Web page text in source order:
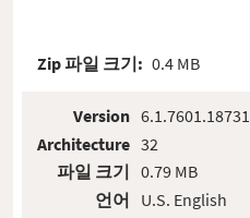
Zip 파일 크기: 0.4 MB
Version
Architecture
파일 크기
언어
6.1.7601.18731
32
0.79 MB
U.S. English